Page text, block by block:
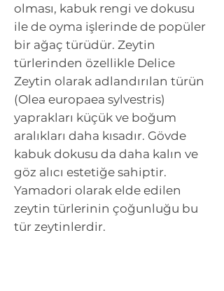
olması, kabuk rengi ve dokusu
ile de oyma işlerinde de popüler
bir ağaç türüdür. Zeytin
türlerinden özellikle Delice
Zeytin olarak adlandırılan türün
(Olea europaea sylvestris)
yaprakları küçük ve boğum
aralıkları daha kısadır. Gövde
kabuk dokusu da daha kalın ve
göz alıcı estetiğe sahiptir.
Yamadori olarak elde edilen
zeytin türlerinin çoğunluğu bu
tür zeytinlerdir.